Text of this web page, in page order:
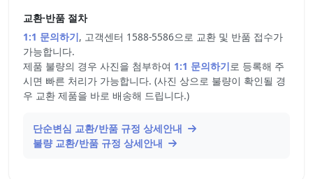
교환·반품 절차
1:1 문의하기, 고객센터 1588-5586으로 교환 및 반품 접수가
가능합니다.
제품 불량의 경우 사진을 첨부하여 1:1 문의하기로 등록해 주
시면 빠른 처리가 가능합니다. (사진 상으로 불량이 확인될 경
우 교환 제품을 바로 배송해 드립니다.)
단순변심 교환/반품 규정 상세안내
불량 교환/반품 규정 상세안내